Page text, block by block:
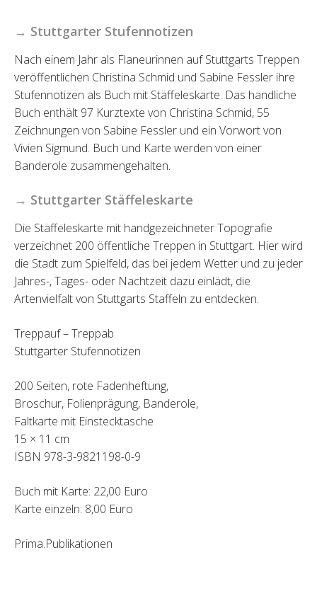
→ Stuttgarter Stufennotizen
Nach einem Jahr als Flaneurinnen auf Stuttgarts Treppen
veröffentlichen Christina Schmid und Sabine Fessler ihre
Stufennotizen als Buch mit Stäffeleskarte. Das handliche
Buch enthält 97 Kurztexte von Christina Schmid, 55
Zeichnungen von Sabine Fessler und ein Vorwort von
Vivien Sigmund. Buch und Karte werden von einer
Banderole zusammengehalten.
→ Stuttgarter Stäffeleskarte
Die Stäffeleskarte mit handgezeichneter Topografie
verzeichnet 200 öffentliche Treppen in Stuttgart. Hier wird
die Stadt zum Spielfeld, das bei jedem Wetter und zu jeder
Jahres-, Tages- oder Nachtzeit dazu einlädt, die
Artenvielfalt von Stuttgarts Staffeln zu entdecken.
Treppauf – Treppab
Stuttgarter Stufennotizen
200 Seiten, rote Fadenheftung,
Broschur, Folienprägung, Banderole,
Faltkarte mit Einstecktasche
15 × 11 cm
ISBN 978-3-9821198-0-9
Buch mit Karte: 22,00 Euro
Karte einzeln: 8,00 Euro
Prima.Publikationen